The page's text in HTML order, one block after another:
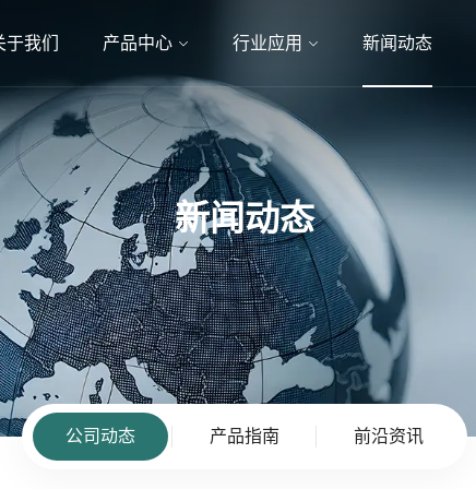
于我们 产品中心 行业应用 新闻动态
新闻动态
公司动态 产品指南 前沿资讯